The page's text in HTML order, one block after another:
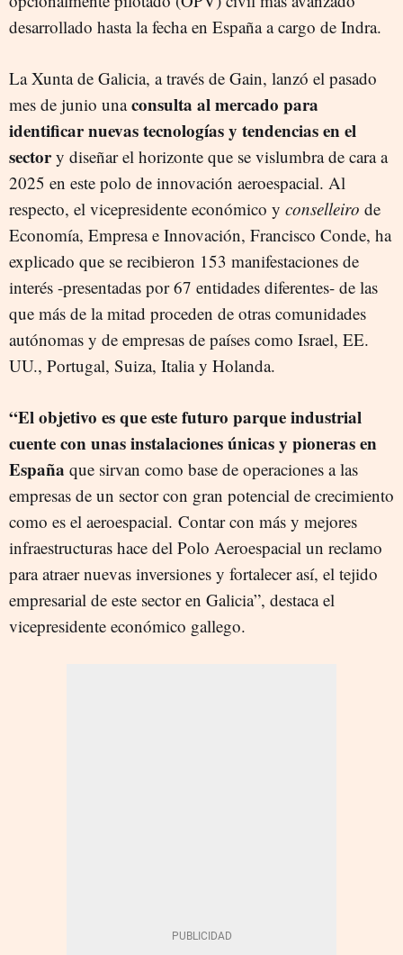
desarrollado hasta la fecha en España a cargo de Indra.
La Xunta de Galicia, a través de Gain, lanzó el pasado
mes de junio unaconsulta al mercado para
identificar nuevas tecnologías y tendencias en el
sectory diseñar el horizonte que se vislumbra de cara a
2025 en este polo de innovación aeroespacial. Al
respecto, el vicepresidente económico y conselleiro de
Economía, Empresa e Innovación, Francisco Conde, ha
explicado que se recibieron 153 manifestaciones de
interés -presentadas por 67 entidades diferentes- de las
que más de la mitad proceden de otras comunidades
autónomas y de empresas de países como Israel, EE.
UU., Portugal, Suiza, Italia y Holanda.
“El objetivo es que este futuro parque industrial
cuente con unas instalaciones únicas y pioneras en
España que sirvan como base de operaciones a las
empresas de un sector con gran potencial de crecimiento
como es el aeroespacial. Contar con más y mejores
infraestructuras hace del Polo Aeroespacial un reclamo
para atraer nuevas inversiones y fortalecer así, el tejido
empresarial de este sector en Galicia”, destaca el
vicepresidente económico gallego.